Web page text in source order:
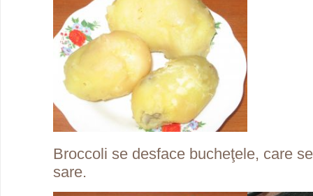
Broccoli se desface bucheţele, care
sare.